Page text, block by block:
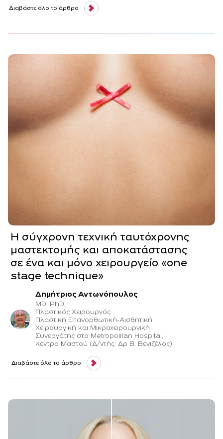
Διαβάστε όλο το άρθρο
Η σύγχρονη τεχνική ταυτόχρονης
μαστεκτομής και αποκατάστασης
σε ένα και μόνο χειρουργείο «one
stage technique»
Δημήτριος Αντωνόπουλος
MD, PhD,
Πλαστικός Χειρουργός
Πλαστική Επανορθωτική-Αισθητική
Χειρουργική και Μικροχειρουργική
Συνεργάτης στο Metropolitan Hospital,
Κέντρο Μαστού (Δ/ντής: Δρ Β. Βενιζέλος)
Διαβάστε όλο το άρθρο